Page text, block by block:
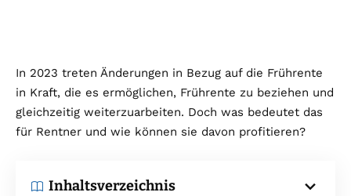
In 2023 treten Änderungen in Bezug auf die Frührente
in Kraft, die es ermöglichen, Frührente zu beziehen und
gleichzeitig weiterzuarbeiten. Doch was bedeutet das
für Rentner und wie können sie davon profitieren?
Inhaltsverzeichnis